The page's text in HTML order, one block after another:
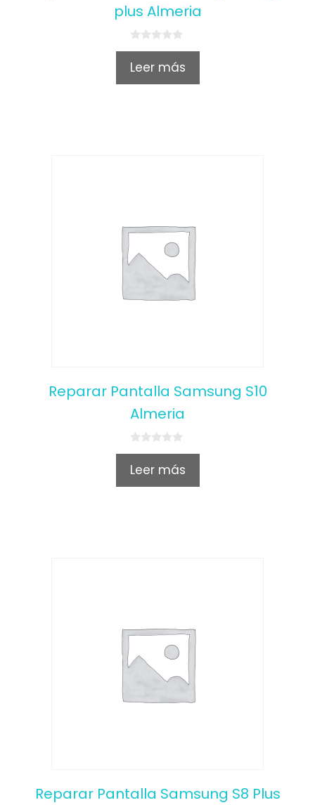
plus Almeria
0
u
Leer más
Reparar Pantalla Samsung S10
Almeria
0
u
Leer más
Reparar Pantalla Samsung S8 Plus